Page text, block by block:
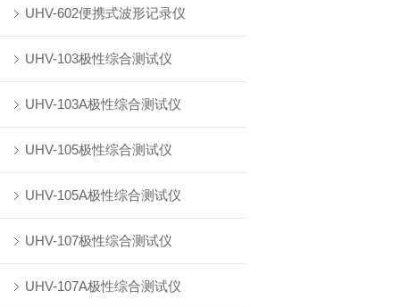
UHV-602便携式波形记录仪
UHV-103极性综合测试仪
UHV-103A极性综合测试仪
UHV-105极性综合测试仪
UHV-105A极性综合测试仪
UHV-107极性综合测试仪
UHV-107A极性综合测试仪